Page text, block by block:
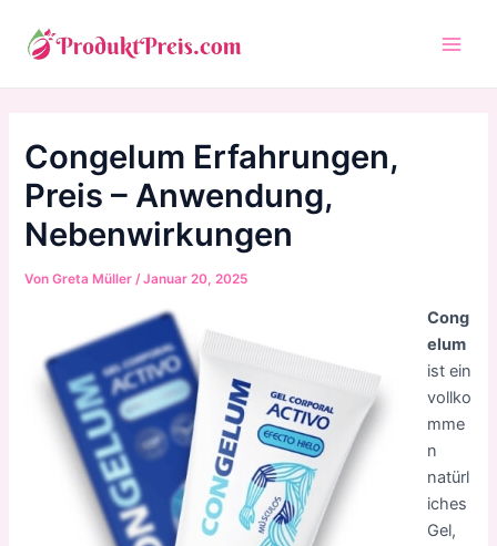
Inhalt
springen
Congelum Erfahrungen,
Preis – Anwendung,
Nebenwirkungen
VonGreta Müller /Januar 20, 2025
Cong
elum
ist ein
vollko
mme
n
natürl
iches
Gel,